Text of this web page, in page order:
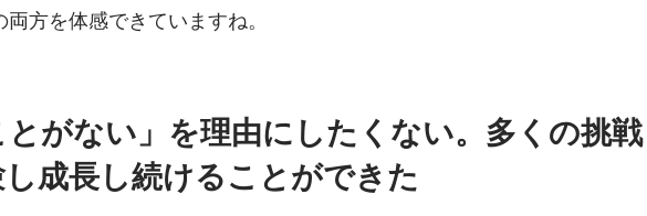
方を体感できていますね。
がない」を理由にしたくない。多くの挑戦
成長し続けることができた